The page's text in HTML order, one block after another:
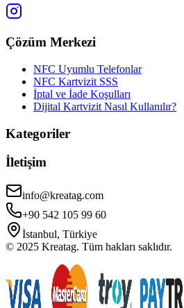
Çözüm Merkezi
NFC Uyumlu Telefonlar
NFC Kartvizit SSS
İptal ve İade Koşulları
Dijital Kartvizit Nasıl Kullanılır?
Kategoriler
İletişim
info@kreatag.com
+90 542 105 99 60
İstanbul, Türkiye
© 2025 Kreatag. Tüm hakları saklıdır.